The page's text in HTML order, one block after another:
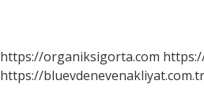
https://organiksigorta.com
https://bluevdenevenakliyat.com.tr